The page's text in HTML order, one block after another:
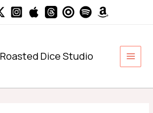
Roasted Dice Studio